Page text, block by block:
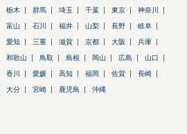
栃木 群馬 埼玉 千葉 東京 神奈川
富山 石川 福井 山梨 長野 岐阜
愛知 三重 滋賀 京都 大阪 兵庫
和歌山 鳥取 島根 岡山 広島 山口
香川 愛媛 高知 福岡 佐賀 長崎
大分 宮崎 鹿児島 沖縄